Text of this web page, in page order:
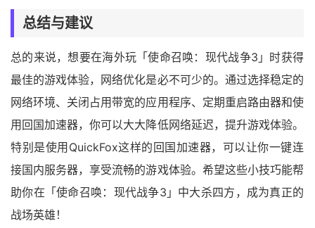
总结与建议
总的来说，想要在海外玩「使命召唤：现代战争3」时获得
最佳的游戏体验，网络优化是必不可少的。通过选择稳定的
网络环境、关闭占用带宽的应用程序、定期重启路由器和使
用回国加速器，你可以大大降低网络延迟，提升游戏体验。
特别是使用QuickFox这样的回国加速器，可以让你一键连
接国内服务器，享受流畅的游戏体验。希望这些小技巧能帮
助你在「使命召唤：现代战争3」中大杀四方，成为真正的
战场英雄！